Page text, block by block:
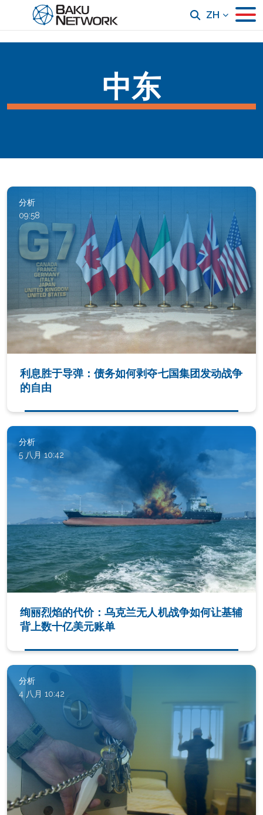
ZH
中东
分析
09:58
利息胜于导弹：债务如何剥夺七国集团发动战争
的自由
分析
5 八月 10:42
绚丽烈焰的代价：乌克兰无人机战争如何让基辅
背上数十亿美元账单
分析
4 八月 10:42